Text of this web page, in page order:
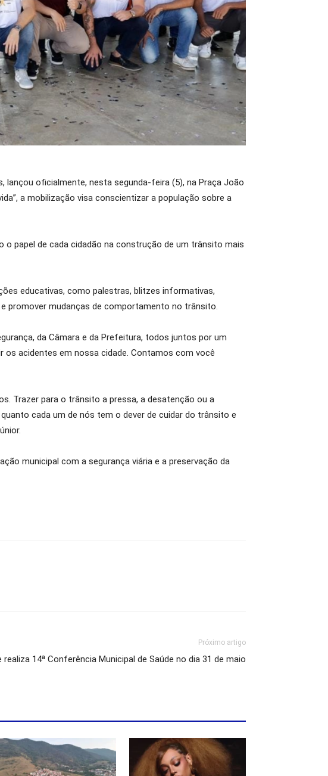
lançou oficialmente, nesta segunda-feira (5), na Praça João
a mobilização visa conscientizar a população sobre a
papel de cada cidadão na construção de um trânsito mais
educativas, como palestras, blitzes informativas,
promover mudanças de comportamento no trânsito.
da Câmara e da Prefeitura, todos juntos por um
os acidentes em nossa cidade. Contamos com você
Trazer para o trânsito a pressa, a desatenção ou a
cada um de nós tem o dever de cuidar do trânsito e
municipal com a segurança viária e a preservação da
Próximo artigo
realiza 14ª Conferência Municipal de Saúde no dia 31 de maio